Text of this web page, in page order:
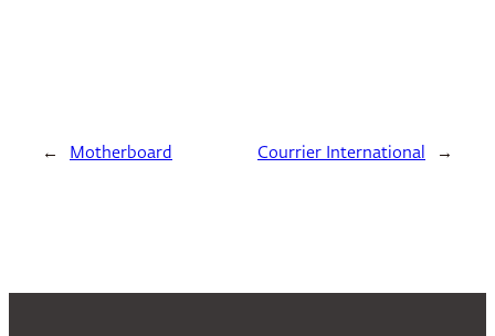
← Motherboard Courrier International →